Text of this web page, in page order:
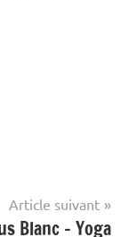
Article suivant
Blanc – Yoga